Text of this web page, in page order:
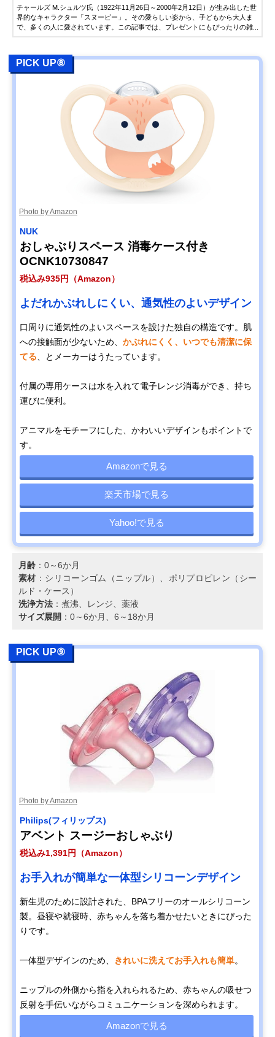
チャールズ M.シュルツ氏（1922年11月26日～2000年2月12日）が生み出した世
界的なキャラクター「スヌーピー」。その愛らしい姿から、子どもから大人ま
で、多くの人に愛されています。この記事では、プレゼントにもぴったりの雑
PICK UP⑧
Photo by Amazon
NUK
おしゃぶりスペース 消毒ケース付き
OCNK10730847
税込み935円（Amazon）
よだれかぶれしにくい、通気性のよいデザイン
口周りに通気性のよいスペースを設けた独自の構造です。肌
への接触面が少ないため、 かぶれにくく、いつでも清潔に保
てる 、とメーカーはうたっています。
付属の専用ケースは水を入れて電子レンジ消毒ができ、持ち
運びに便利。
アニマルをモチーフにした、かわいいデザインもポイントで
す。
Amazonで見る
楽天市場で見る
Yahoo!で見る
月齢 ：0～6か月
素材 ：シリコーンゴム（ニップル）、ポリプロピレン（シー
ルド・ケース）
洗浄方法 ：煮沸、レンジ、薬液
サイズ展開 ：0～6か月、6～18か月
PICK UP⑨
Photo by Amazon
Philips(フィリップス)
アベント スージーおしゃぶり
税込み1,391円（Amazon）
お手入れが簡単な一体型シリコーンデザイン
新生児のために設計された、BPAフリーのオールシリコーン
製。昼寝や就寝時、赤ちゃんを落ち着かせたいときにぴった
りです。
一体型デザインのため、 きれいに洗えてお手入れも簡単。
ニップルの外側から指を入れられるため、赤ちゃんの吸せつ
反射を手伝いながらコミュニケーションを深められます。
Amazonで見る